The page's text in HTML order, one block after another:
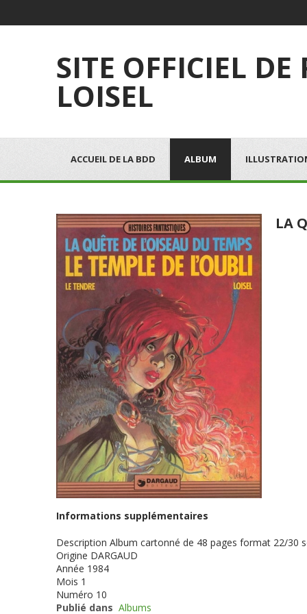
SITE OFFICIEL DE
LOISEL
ACCUEIL DE LA BDD ALBUM
LA
Informations supplémentaires
Description Album cartonné de 48 pages format 22/30
Origine DARGAUD
Année 1984
Mois 1
Numéro 10
Publié dans Albums